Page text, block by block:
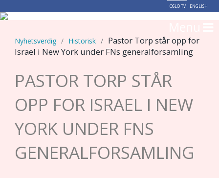
OSLO TV ENGLISH
Nyhetsverdig / Historisk / Pastor Torp står opp for
Israel i New York under FNs generalforsamling
PASTOR TORP STÅR
OPP FOR ISRAEL I NEW
YORK UNDER FNS
GENERALFORSAMLING